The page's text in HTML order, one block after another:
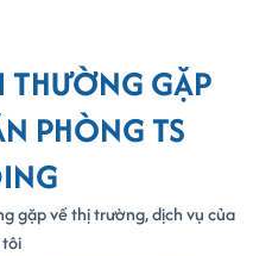
GẶP
PHÒNG TS
gặp về thị trường, dịch vụ của